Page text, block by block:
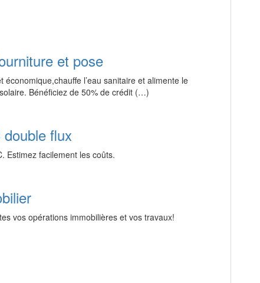
et pose
l’eau sanitaire et alimente le
Bénéficiez de 50% de crédit (…)
flux
Estimez facilement les coûts.
vos opérations immobilières et vos travaux!